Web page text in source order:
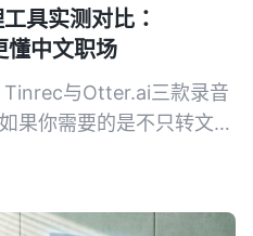
具实测对比：
懂中文职场
与Otter.ai三款录音
果你需要的是不只转文